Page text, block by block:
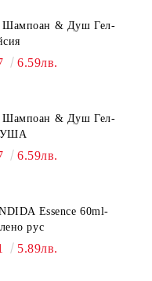
Шампоан & Душ Гел-
6.59лв.
Шампоан & Душ Гел-
6.59лв.
Essence 60ml-
рус
5.89лв.